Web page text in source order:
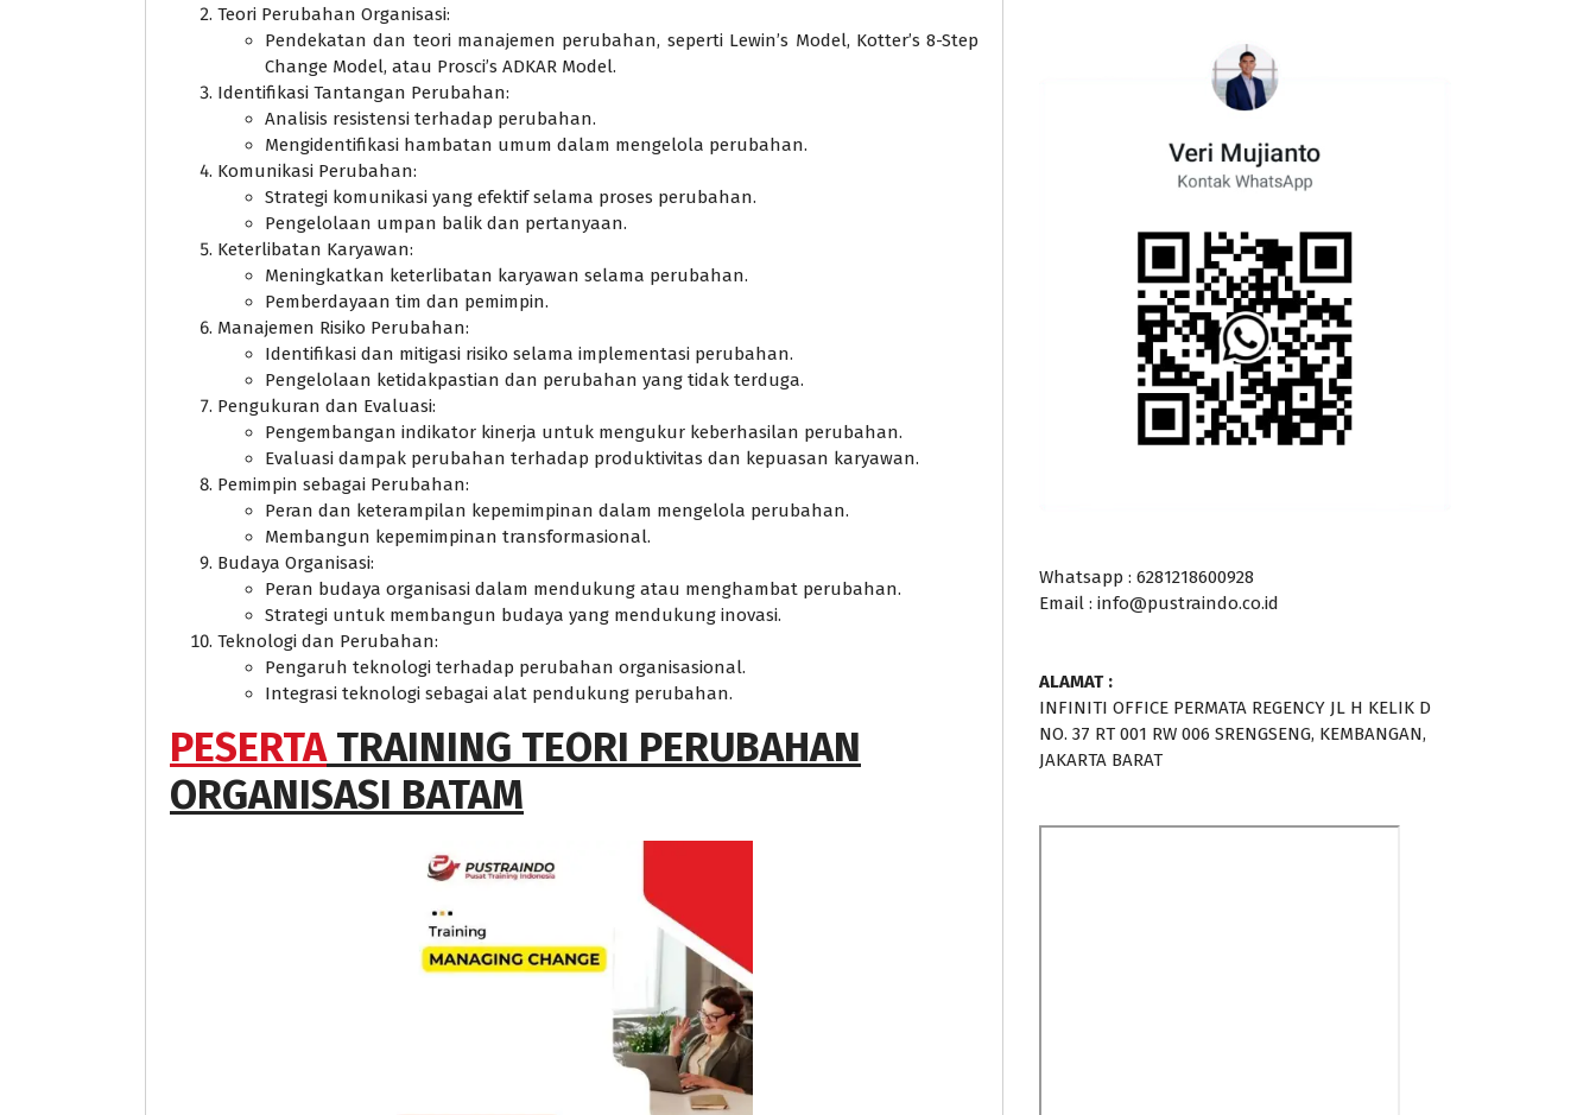
Teori Perubahan Organisasi:
Pendekatan dan teori manajemen perubahan, seperti Lewin’s Model, Kotter’s 8-Step
Change Model, atau Prosci’s ADKAR Model.
Identifikasi Tantangan Perubahan:
Analisis resistensi terhadap perubahan.
Mengidentifikasi hambatan umum dalam mengelola perubahan.
Komunikasi Perubahan:
Strategi komunikasi yang efektif selama proses perubahan.
Pengelolaan umpan balik dan pertanyaan.
Keterlibatan Karyawan:
Meningkatkan keterlibatan karyawan selama perubahan.
Pemberdayaan tim dan pemimpin.
Manajemen Risiko Perubahan:
Identifikasi dan mitigasi risiko selama implementasi perubahan.
Pengelolaan ketidakpastian dan perubahan yang tidak terduga.
Pengukuran dan Evaluasi:
Pengembangan indikator kinerja untuk mengukur keberhasilan perubahan.
Evaluasi dampak perubahan terhadap produktivitas dan kepuasan karyawan.
Pemimpin sebagai Perubahan:
Peran dan keterampilan kepemimpinan dalam mengelola perubahan.
Membangun kepemimpinan transformasional.
Budaya Organisasi:
Peran budaya organisasi dalam mendukung atau menghambat perubahan.
Strategi untuk membangun budaya yang mendukung inovasi.
Teknologi dan Perubahan:
Pengaruh teknologi terhadap perubahan organisasional.
Integrasi teknologi sebagai alat pendukung perubahan.
PESERTA TRAINING TEORI PERUBAHAN
ORGANISASI BATAM
Whatsapp : 6281218600928
Email : info@pustraindo.co.id
ALAMAT :
INFINITI OFFICE PERMATA REGENCY JL H KELIK D
NO. 37 RT 001 RW 006 SRENGSENG, KEMBANGAN,
JAKARTA BARAT